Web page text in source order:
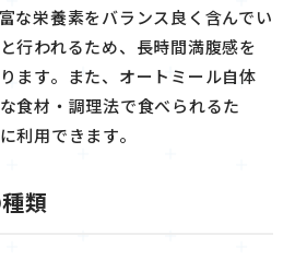
な栄養素をバランス良く含んでい
行われるため、長時間満腹感を
ます。また、オートミール自体
食材・調理法で食べられるた
利用できます。
類